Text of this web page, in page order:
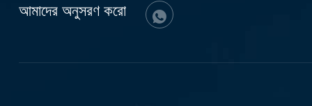
আমাদের অনুসরণ করো